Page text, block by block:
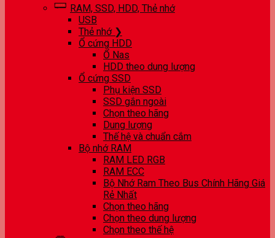
RAM, SSD, HDD, Thẻ nhớ
USB
Thẻ nhớ ❯
Ổ cứng HDD
Ổ Nas
HDD theo dung lượng
Ổ cứng SSD
Phụ kiện SSD
SSD gắn ngoài
Chọn theo hãng
Dung lượng
Thế hệ và chuẩn cắm
Bộ nhớ RAM
RAM LED RGB
RAM ECC
Bộ Nhớ Ram Theo Bus Chính Hãng Giá
Rẻ Nhất
Chọn theo hãng
Chọn theo dung lượng
Chọn theo thế hệ